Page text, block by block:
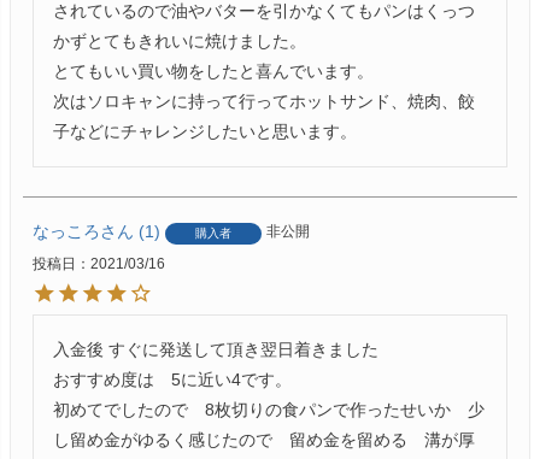
されているので油やバターを引かなくてもパンはくっつ
かずとてもきれいに焼けました。
とてもいい買い物をしたと喜んでいます。
次はソロキャンに持って行ってホットサンド、焼肉、餃
子などにチャレンジしたいと思います。
なっころ 1 購入者
非公開
投稿日
2021/03/16
入金後 すぐに発送して頂き翌日着きました
おすすめ度は　5に近い4です。
初めてでしたので　8枚切りの食パンで作ったせいか　少
し留め金がゆるく感じたので　留め金を留める　溝が厚